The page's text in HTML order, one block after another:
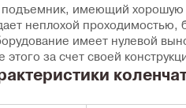
подъемник, имеющий хорошую
неплохой
имеет нулевой
этого за счет своей